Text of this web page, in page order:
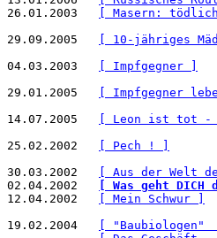
26.01.2003
[ Masern:
29.09.2005
[ 10-jähriges
04.03.2003
[ Impfgegner ]
29.01.2005
[ Impfgegner
14.07.2005
[ Leon ist tot -
25.02.2002
[ Pech ! ]
30.03.2002
[ Aus der Welt
02.04.2002
[ Was geht DICH
12.04.2002
[ Mein Schwur ]
19.02.2004
[ "Baubiologen"